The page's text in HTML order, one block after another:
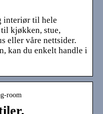
interiør til hele
kjøkken, stue,
eller våre nettsider.
kan du enkelt handle i
room